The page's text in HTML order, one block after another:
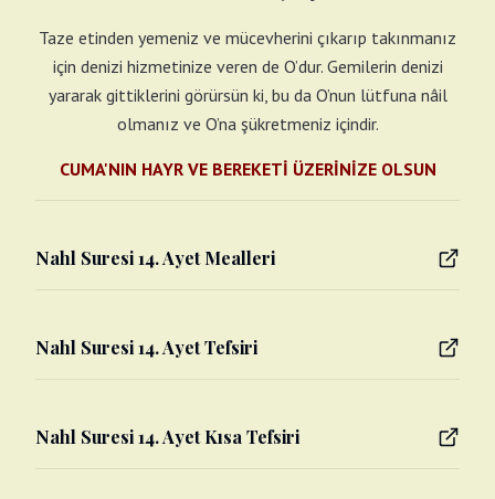
Taze etinden yemeniz ve mücevherini çıkarıp takınmanız
için denizi hizmetinize veren de O’dur. Gemilerin denizi
yararak gittiklerini görürsün ki, bu da O’nun lütfuna nâil
olmanız ve O’na şükretmeniz içindir.
CUMA'NIN HAYR VE BEREKETİ ÜZERİNİZE OLSUN
Nahl Suresi 14. Ayet Mealleri
Nahl Suresi 14. Ayet Tefsiri
Nahl Suresi 14. Ayet Kısa Tefsiri